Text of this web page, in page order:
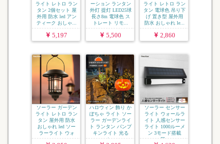
ライト レトロ ラン
タン 2個セット 屋
外用 防水 led アン
ティーク おしゃ...
5,197
ーション ランタン
外灯 提灯 LED25球
長さ8m 電球色 ス
トレート リモ...
5,500
ライト レトロ ラン
タン 電球色 吊り下
げ 置き型 屋外用
防水 おしゃれ le...
2,860
ソーラー ガーデン
ライト レトロ ラン
タン 屋外用 防水
おしゃれ led ソー
ラーライト ウォ
ー...
ハロウィン 飾り か
ぼちゃ ライト ソー
ラー ガーデンライ
ト ランタン パンプ
キンライト 光る
カ...
ソーラー センサー
ライト ウォールラ
イト 人感センサー
ライト 1000ルーメ
ン 3モード搭載
屋...